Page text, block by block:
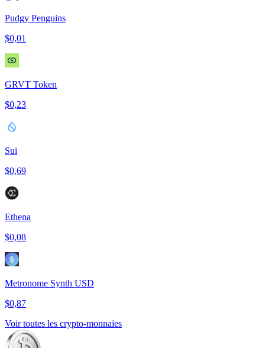
Pudgy Penguins
$0,01
GRVT Token
$0,23
Sui
$0,69
Ethena
$0,08
Metronome Synth USD
$0,87
Voir toutes les crypto-monnaies